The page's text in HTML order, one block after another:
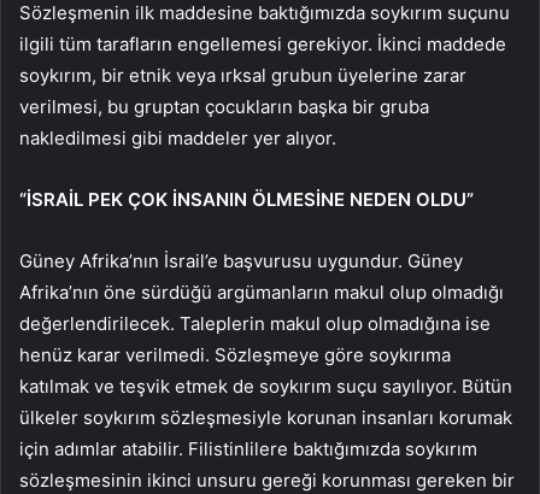
Sözleşmenin ilk maddesine baktığımızda soykırım suçunu
ilgili tüm tarafların engellemesi gerekiyor. İkinci maddede
soykırım, bir etnik veya ırksal grubun üyelerine zarar
verilmesi, bu gruptan çocukların başka bir gruba
nakledilmesi gibi maddeler yer alıyor.
“İSRAİL PEK ÇOK İNSANIN ÖLMESİNE NEDEN OLDU”
Güney Afrika’nın İsrail’e başvurusu uygundur. Güney
Afrika’nın öne sürdüğü argümanların makul olup olmadığı
değerlendirilecek. Taleplerin makul olup olmadığına ise
henüz karar verilmedi. Sözleşmeye göre soykırıma
katılmak ve teşvik etmek de soykırım suçu sayılıyor. Bütün
ülkeler soykırım sözleşmesiyle korunan insanları korumak
için adımlar atabilir. Filistinlilere baktığımızda soykırım
sözleşmesinin ikinci unsuru gereği korunması gereken bir